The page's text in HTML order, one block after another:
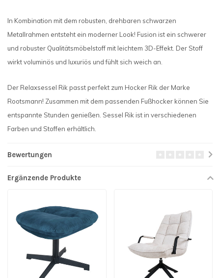
In Kombination mit dem robusten, drehbaren schwarzen
Metallrahmen entsteht ein moderner Look! Fusion ist ein schwerer
und robuster Qualitätsmöbelstoff mit leichtem 3D-Effekt. Der Stoff
wirkt voluminös und luxuriös und fühlt sich weich an.
Der Relaxsessel Rik passt perfekt zum Hocker Rik der Marke
Rootsmann! Zusammen mit dem passenden Fußhocker können Sie
entspannte Stunden genießen. Sessel Rik ist in verschiedenen
Farben und Stoffen erhältlich.
Bewertungen
Ergänzende Produkte